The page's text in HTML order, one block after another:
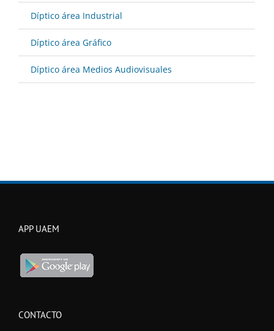
Díptico área Industrial
Díptico área Gráfico
Díptico área Medios Audiovisuales
APP UAEM
CONTACTO